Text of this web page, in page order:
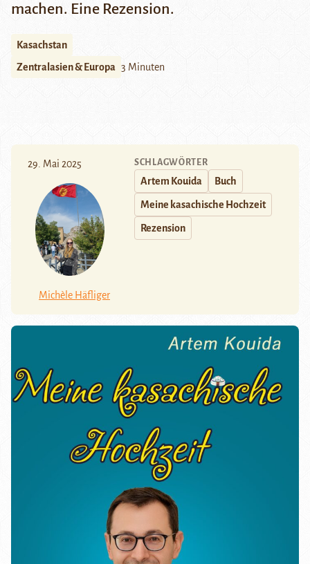
machen. Eine Rezension.
Kasachstan
Zentralasien & Europa 3 Minuten
29. Mai 2025
Michèle Häfliger
SCHLAGWÖRTER
Artem Kouida Buch
Meine kasachische Hochzeit
Rezension